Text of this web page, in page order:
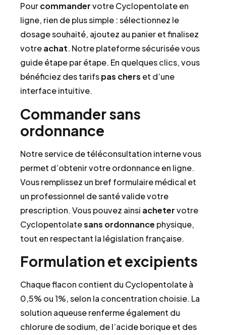
Pourcommandervotre Cyclopentolate en
ligne, rien de plus simple : sélectionnez le
dosage souhaité, ajoutez au panier et finalisez
votreachat. Notre plateforme sécurisée vous
guide étape par étape. En quelques clics, vous
bénéficiez des tarifspas chers et d’une
interface intuitive.
Commander sans
ordonnance
Notre service de téléconsultation interne vous
permet d’obtenir votre ordonnance en ligne.
Vous remplissez un bref formulaire médical et
un professionnel de santé valide votre
prescription. Vous pouvez ainsi achetervotre
Cyclopentolatesans ordonnance physique,
tout en respectant la législation française.
Formulation et excipients
Chaque flacon contient du Cyclopentolate à
0,5% ou 1%, selon la concentration choisie. La
solution aqueuse renferme également du
chlorure de sodium, de l’acide borique et des